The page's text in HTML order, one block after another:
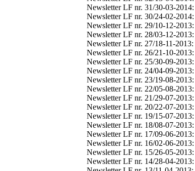
Newsletter LF nr. 31/30-03-2014:
Newsletter LF nr. 30/24-02-2014:
Newsletter LF nr. 29/10-12-2013:
Newsletter LF nr. 28/03-12-2013:
Newsletter LF nr. 27/18-11-2013:
Newsletter LF nr. 26/21-10-2013:
Newsletter LF nr. 25/30-09-2013:
Newsletter LF nr. 24/04-09-2013:
Newsletter LF nr. 23/19-08-2013:
Newsletter LF nr. 22/05-08-2013:
Newsletter LF nr. 21/29-07-2013:
Newsletter LF nr. 20/22-07-2013:
Newsletter LF nr. 19/15-07-2013:
Newsletter LF nr. 18/08-07-2013:
Newsletter LF nr. 17/09-06-2013:
Newsletter LF nr. 16/02-06-2013:
Newsletter LF nr. 15/26-05-2013:
Newsletter LF nr. 14/28-04-2013: